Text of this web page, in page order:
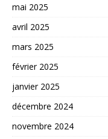
mai 2025
avril 2025
mars 2025
février 2025
janvier 2025
décembre 2024
novembre 2024